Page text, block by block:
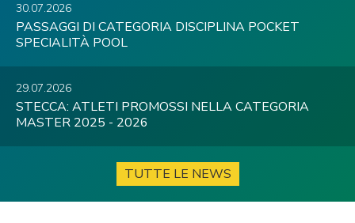
30.07.2026
PASSAGGI DI CATEGORIA DISCIPLINA POCKET
SPECIALITÀ POOL
29.07.2026
STECCA: ATLETI PROMOSSI NELLA CATEGORIA
MASTER 2025 - 2026
TUTTE LE NEWS